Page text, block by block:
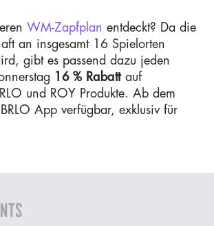
WM-Zapfplan entdeckt? Da die
an insgesamt 16 Spielorten
gibt es passend dazu jeden
16 % Rabattauf
und ROY Produkte. Ab dem
App verfügbar, exklusiv für